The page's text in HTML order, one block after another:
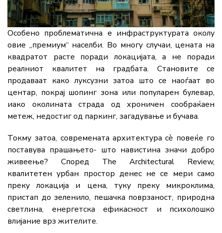
Особено проблематична е инфраструктурата околу
овие „премиум“ населби. Во многу случаи, цената на
квадратот расте поради локацијата, а не поради
реалниот квалитет на градбата. Становите се
продаваат како луксузни затоа што се наоѓаат во
центар, покрај шопинг зона или популарен булевар,
иако околината страда од хроничен сообраќаен
метеж, недостиг од паркинг, загадување и бучава.
Токму затоа, современата архитектура сè повеќе го
поставува прашањето- што навистина значи добро
живеење? Според The Architectural Review,
квалитетен урбан простор денес не се мери само
преку локација и цена, туку преку микроклима,
пристап до зеленило, пешачка поврзаност, природна
светлина, енергетска ефикасност и психолошко
влијание врз жителите.